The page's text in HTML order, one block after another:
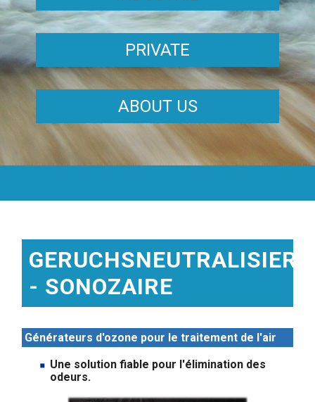
PRIVATE
ABOUT US
- SONOZAIRE
Générateurs d'ozone pour le traitement de l'air
Une solution fiable pour l'élimination des
odeurs.